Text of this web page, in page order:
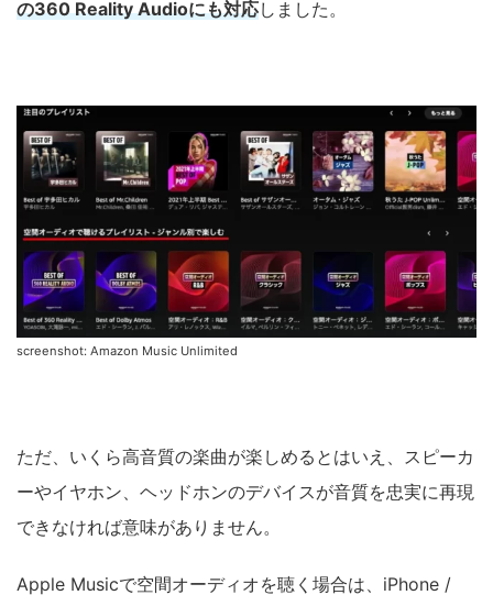
の360 Reality Audioにも対応しました。
screenshot: Amazon Music Unlimited
ただ、いくら高音質の楽曲が楽しめるとはいえ、スピーカ
ーやイヤホン、ヘッドホンのデバイスが音質を忠実に再現
できなければ意味がありません。
Apple Musicで空間オーディオを聴く場合は、iPhone /